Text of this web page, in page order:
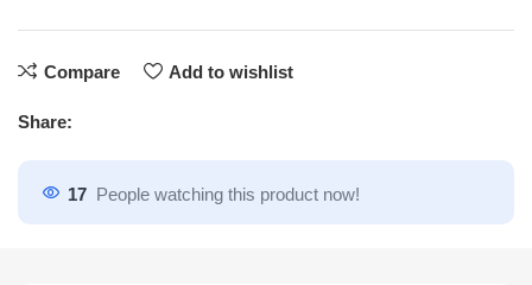
Compare Add to wishlist
Share:
17 People watching this product now!